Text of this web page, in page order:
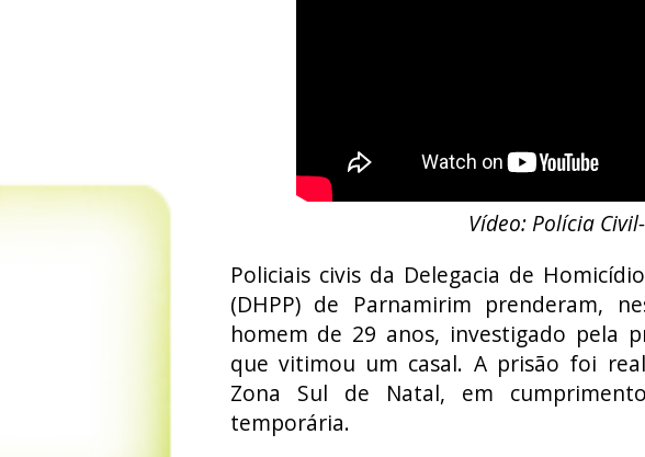
Vídeo: Polícia
Policiais civis da Delegacia de
(DHPP) de Parnamirim prenderam,
homem de 29 anos, investigado pela
que vitimou um casal. A prisão foi
Zona Sul de Natal, em
temporária.